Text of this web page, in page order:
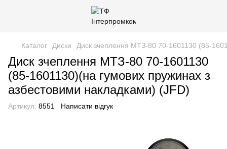
Каталог Диски Диск зчеплення МТЗ-80 70-1601130 (85-
Диск зчеплення МТЗ-80 70-1601130
(85-1601130)(на гумових пружинах з
азбестовими накладками) (JFD)
Артикул: 8551 Написати відгук